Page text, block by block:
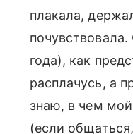
плакала,
года), как
расплачусь, а
знаю, в чем мой
(если